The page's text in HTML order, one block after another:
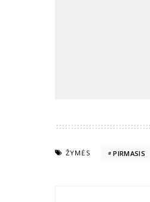
ŽYMĖS PIRMASIS